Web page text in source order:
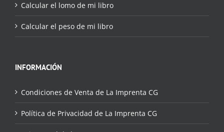
Calcular el lomo de mi libro
Calcular el peso de mi libro
INFORMACIÓN
Condiciones de Venta de La Imprenta CG
Política de Privacidad de La Imprenta CG